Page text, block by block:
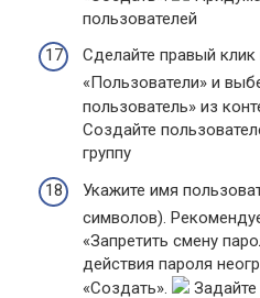
пользователей
Сделайте правый
«Пользователи» и
пользователь» из
Создайте
группу
Укажите имя
символов).
«Запретить смену
действия пароля
«Создать».